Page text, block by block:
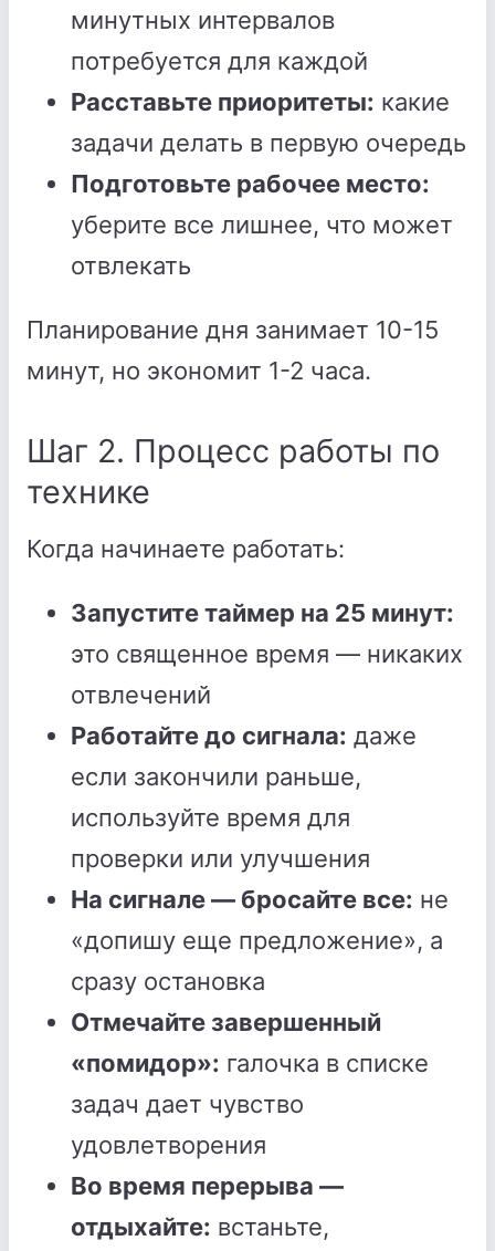
минутных интервалов
потребуется для каждой
Расставьте приоритеты: какие
задачи делать в первую очередь
Подготовьте рабочее место:
уберите все лишнее, что может
отвлекать
Планирование дня занимает 10-15
минут, но экономит 1-2 часа.
Шаг 2. Процесс работы по
технике
Когда начинаете работать:
Запустите таймер на 25 минут:
это священное время — никаких
отвлечений
Работайте до сигнала: даже
если закончили раньше,
используйте время для
проверки или улучшения
На сигнале — бросайте все: не
«допишу еще предложение», а
сразу остановка
Отмечайте завершенный
«помидор»: галочка в списке
задач дает чувство
удовлетворения
Во время перерыва —
отдыхайте: встаньте,